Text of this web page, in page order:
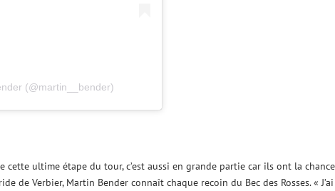
(@martin__bender)
ultime étape du tour, c’est aussi en grande partie car ils ont la
de Verbier, Martin Bender connaît chaque recoin du Bec des Rosses. «